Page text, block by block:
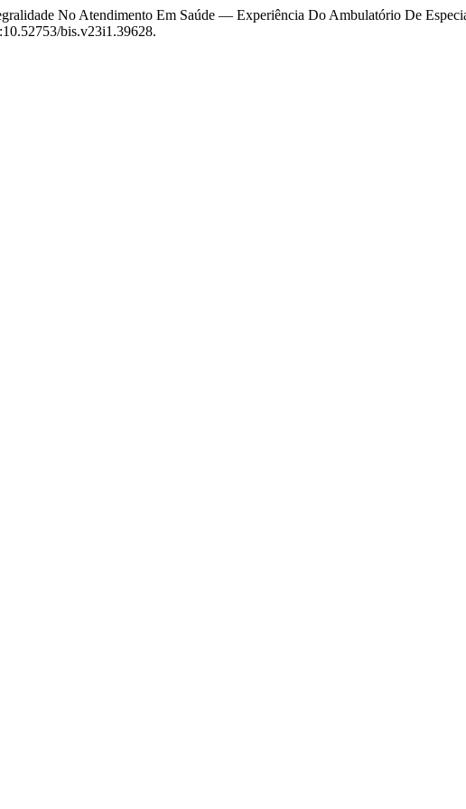
No Atendimento Em Saúde — Experiência Do Ambulatório De
bis.v23i1.39628.